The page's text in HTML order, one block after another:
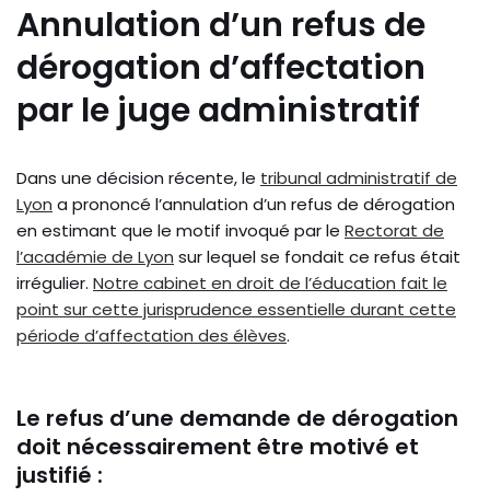
Annulation d’un refus de
dérogation d’affectation
par le juge administratif
Dans une décision récente, le tribunal administratif de
Lyon a prononcé l’annulation d’un refus de dérogation
en estimant que le motif invoqué par le Rectorat de
l’académie de Lyon sur lequel se fondait ce refus était
irrégulier. Notre cabinet en droit de l’éducation fait le
point sur cette jurisprudence essentielle durant cette
période d’affectation des élèves.
Le refus d’une demande de dérogation
doit nécessairement être motivé et
justifié :